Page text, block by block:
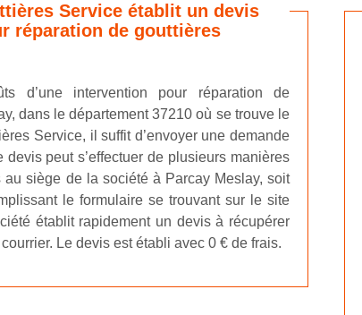
Service établit un devis
réparation de gouttières
d’une intervention pour réparation de
dans le département 37210 où se trouve le
Service, il suffit d’envoyer une demande
peut s’effectuer de plusieurs manières
siège de la société à Parcay Meslay, soit
le formulaire se trouvant sur le site
établit rapidement un devis à récupérer
Le devis est établi avec 0 € de frais.